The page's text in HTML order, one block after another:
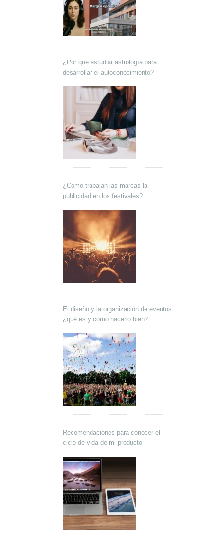
¿Por qué estudiar astrología para
desarrollar el autoconocimiento?
¿Cómo trabajan las marcas la
publicidad en los festivales?
El diseño y la organización de eventos:
¿qué es y cómo hacerlo bien?
Recomendaciones para conocer el
ciclo de vida de mi producto